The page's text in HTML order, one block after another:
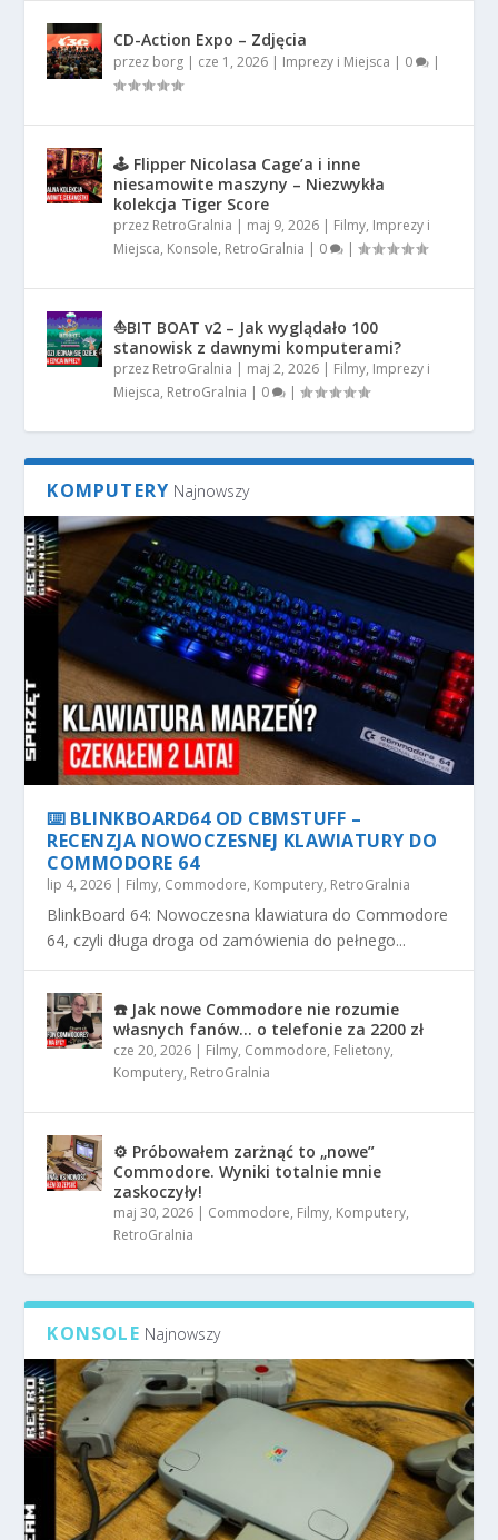
CD-Action Expo – Zdjęcia
przez borg | cze 1, 2026 | Imprezy i Miejsca | 0 |
🕹️ Flipper Nicolasa Cage’a i inne
niesamowite maszyny – Niezwykła
kolekcja Tiger Score
przez RetroGralnia | maj 9, 2026 | Filmy, Imprezy i
Miejsca, Konsole, RetroGralnia | 0 |
⛵BIT BOAT v2 – Jak wyglądało 100
stanowisk z dawnymi komputerami?
przez RetroGralnia | maj 2, 2026 | Filmy, Imprezy i
Miejsca, RetroGralnia | 0 |
KOMPUTERY Najnowszy
⌨️ BLINKBOARD64 OD CBMSTUFF –
RECENZJA NOWOCZESNEJ KLAWIATURY DO
COMMODORE 64
lip 4, 2026 | Filmy, Commodore, Komputery, RetroGralnia
BlinkBoard 64: Nowoczesna klawiatura do Commodore
64, czyli długa droga od zamówienia do pełnego...
☎️ Jak nowe Commodore nie rozumie
własnych fanów… o telefonie za 2200 zł
cze 20, 2026 | Filmy, Commodore, Felietony,
Komputery, RetroGralnia
⚙️ Próbowałem zarżnąć to „nowe”
Commodore. Wyniki totalnie mnie
zaskoczyły!
maj 30, 2026 | Commodore, Filmy, Komputery,
RetroGralnia
KONSOLE Najnowszy